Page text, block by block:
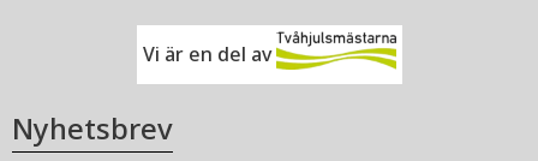
Vi är en del av
Nyhetsbrev